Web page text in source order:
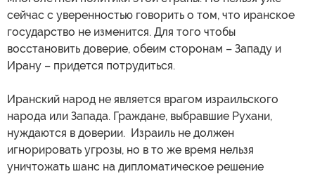
сейчас с уверенностью говорить о том, что иранское
государство не изменится. Для того чтобы
восстановить доверие, обеим сторонам – Западу и
Ирану – придется потрудиться.
Иранский народ не является врагом израильского
народа или Запада. Граждане, выбравшие Рухани,
нуждаются в доверии. Израиль не должен
игнорировать угрозы, но в то же время нельзя
уничтожать шанс на дипломатическое решение